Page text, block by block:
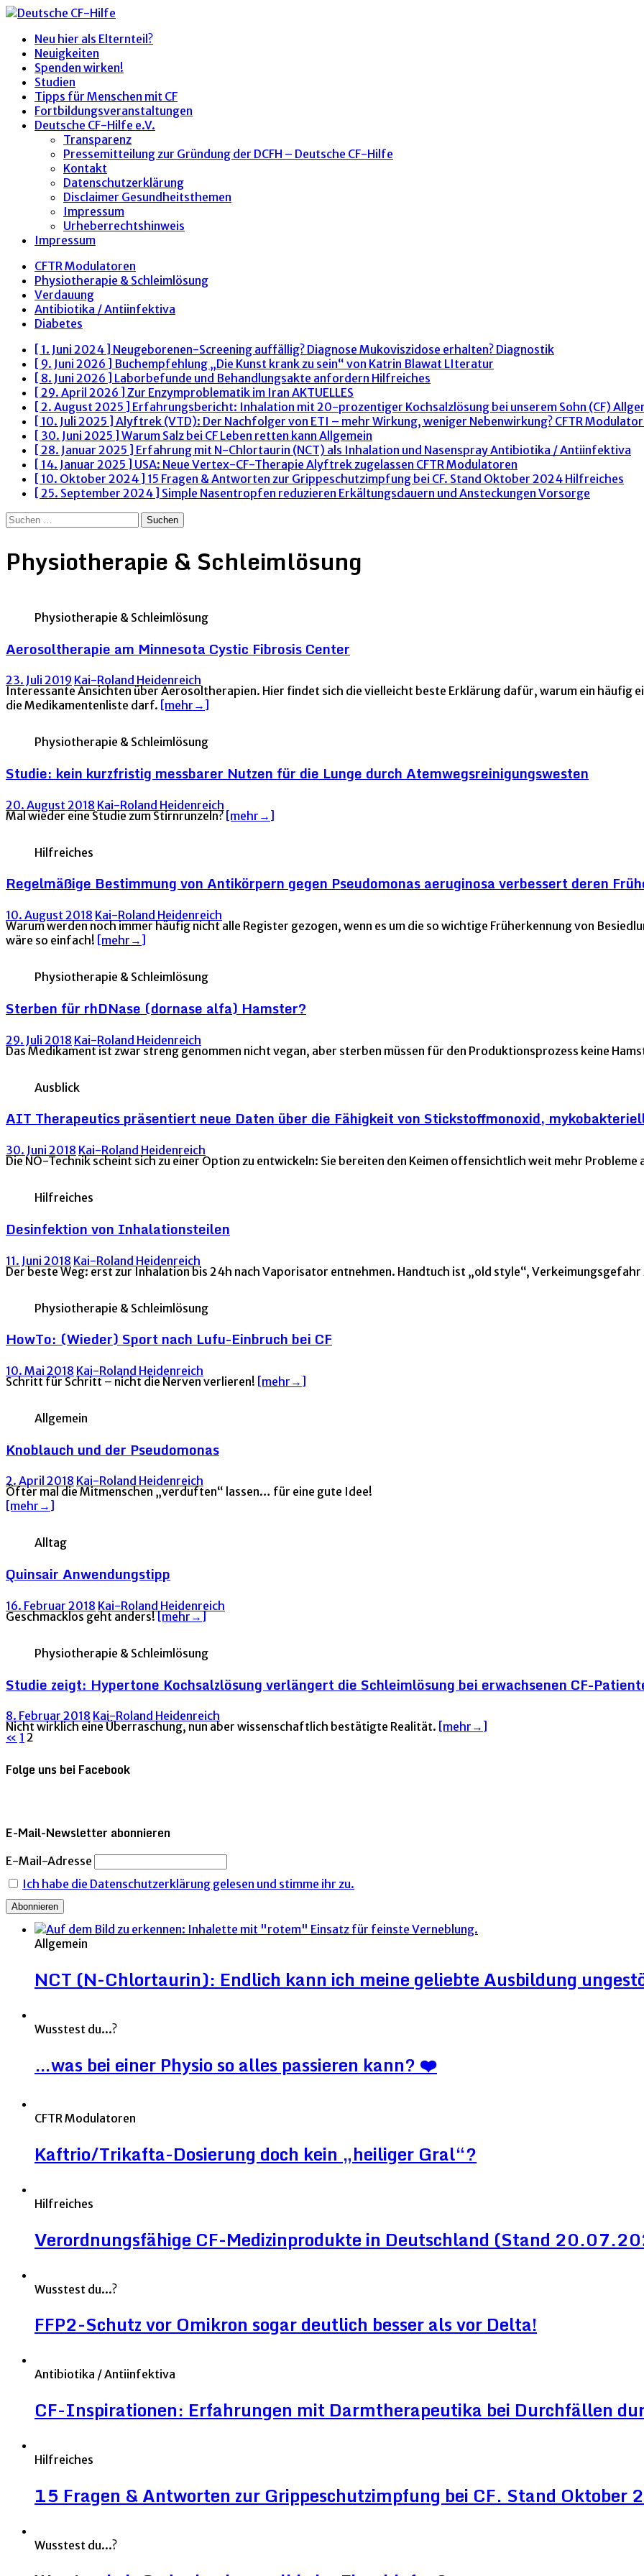
Neu hier als Elternteil?
Neuigkeiten
Spenden wirken!
Studien
Tipps für Menschen mit CF
Fortbildungsveranstaltungen
Deutsche CF-Hilfe e.V.
Transparenz
Pressemitteilung zur Gründung der DCFH – Deutsche CF-Hilfe
Kontakt
Datenschutzerklärung
Disclaimer Gesundheitsthemen
Impressum
Urheberrechtshinweis
Impressum
CFTR Modulatoren
Physiotherapie & Schleimlösung
Verdauung
Antibiotika / Antiinfektiva
Diabetes
[ 1. Juni 2024 ] Neugeborenen-Screening auffällig? Diagnose Mukoviszidose erhalten? Diagnostik
[ 9. Juni 2026 ] Buchempfehlung „Die Kunst krank zu sein“ von Katrin Blawat LIteratur
[ 8. Juni 2026 ] Laborbefunde und Behandlungsakte anfordern Hilfreiches
[ 29. April 2026 ] Zur Enzymproblematik im Iran AKTUELLES
[ 2. August 2025 ] Erfahrungsbericht: Inhalation mit 20-prozentiger Kochsalzlösung bei unserem Sohn (CF)
[ 10. Juli 2025 ] Alyftrek (VTD): Der Nachfolger von ETI – mehr Wirkung, weniger Nebenwirkung? CFTR
[ 30. Juni 2025 ] Warum Salz bei CF Leben retten kann Allgemein
[ 28. Januar 2025 ] Erfahrung mit N-Chlortaurin (NCT) als Inhalation und NasensprayAntibiotika / Antiinfektiva
[ 14. Januar 2025 ] USA: Neue Vertex-CF-Therapie Alyftrek zugelassen CFTR Modulatoren
[ 10. Oktober 2024 ] 15 Fragen & Antworten zur Grippeschutzimpfung bei CF. Stand Oktober 2024 Hilfreiches
[ 25. September 2024 ] Simple Nasentropfen reduzieren Erkältungsdauern und Ansteckungen Vorsorge
Suchen
Physiotherapie & Schleimlösung
Physiotherapie & Schleimlösung
Aerosoltherapie am Minnesota Cystic Fibrosis Center
23. Juli 2019 Kai-Roland Heidenreich
Interessante Ansichten über Aerosoltherapien. Hier findet sich die vielleicht beste Erklärung dafür, warum ein häufig
die Medikamentenliste darf. [mehr→]
Physiotherapie & Schleimlösung
Studie: kein kurzfristig messbarer Nutzen für die Lunge durch Atemwegsreinigungswesten
20. August 2018 Kai-Roland Heidenreich
Mal wieder eine Studie zum Stirnrunzeln?[mehr→]
Hilfreiches
Regelmäßige Bestimmung von Antikörpern gegen Pseudomonas aeruginosa verbessert deren
10. August 2018 Kai-Roland Heidenreich
Warum werden noch immer häufig nicht alle Register gezogen, wenn es um die so wichtige Früherkennung von
wäre so einfach! [mehr→]
Physiotherapie & Schleimlösung
Sterben für rhDNase (dornase alfa) Hamster?
29. Juli 2018 Kai-Roland Heidenreich
Das Medikament ist zwar streng genommen nicht vegan, aber sterben müssen für den Produktionsprozess keine
Ausblick
AIT Therapeutics präsentiert neue Daten über die Fähigkeit von Stickstoffmonoxid,
30. Juni 2018 Kai-Roland Heidenreich
Die NO-Technik scheint sich zu einer Option zu entwickeln: Sie bereiten den Keimen offensichtlich weit mehr Probleme
Hilfreiches
Desinfektion von Inhalationsteilen
11. Juni 2018 Kai-Roland Heidenreich
Der beste Weg: erst zur Inhalation bis 24h nach Vaporisator entnehmen. Handtuch ist „old style“,
Physiotherapie & Schleimlösung
HowTo: (Wieder) Sport nach Lufu-Einbruch bei CF
10. Mai 2018 Kai-Roland Heidenreich
Schritt für Schritt – nicht die Nerven verlieren! [mehr→]
Allgemein
Knoblauch und der Pseudomonas
2. April 2018 Kai-Roland Heidenreich
Öfter mal die Mitmenschen „verduften“ lassen… für eine gute Idee!
[mehr→]
Alltag
Quinsair Anwendungstipp
16. Februar 2018 Kai-Roland Heidenreich
Geschmacklos geht anders![mehr→]
Physiotherapie & Schleimlösung
Studie zeigt: Hypertone Kochsalzlösung verlängert die Schleimlösung bei erwachsenen CF-
8. Februar 2018 Kai-Roland Heidenreich
Nicht wirklich eine Überraschung, nun aber wissenschaftlich bestätigte Realität. [mehr→]
Seitennummerierung
der
« 1 2
Folge uns bei Facebook
E-Mail-Newsletter abonnieren
E-Mail-Adresse
Ich habe die Datenschutzerklärung gelesen und stimme ihr zu.
Allgemein
NCT (N-Chlortaurin): Endlich kann ich meine geliebte Ausbildung
Wusstest du...?
…was bei einer Physio so alles passieren kann? ❤️
CFTR Modulatoren
Kaftrio/Trikafta-Dosierung doch kein „heiliger Gral“?
Hilfreiches
Verordnungsfähige CF-Medizinprodukte in Deutschland (Stand
Wusstest du...?
FFP2-Schutz vor Omikron sogar deutlich besser als vor Delta!
Antibiotika / Antiinfektiva
CF-Inspirationen: Erfahrungen mit Darmtherapeutika bei Durchfällen
Hilfreiches
15 Fragen & Antworten zur Grippeschutzimpfung bei CF. Stand Oktober
Wusstest du...?